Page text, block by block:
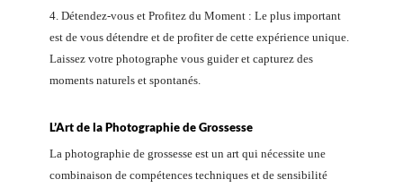
4. Détendez-vous et Profitez du Moment : Le plus important
est de vous détendre et de profiter de cette expérience unique.
Laissez votre photographe vous guider et capturez des
moments naturels et spontanés.
L’Art de la Photographie de Grossesse
La photographie de grossesse est un art qui nécessite une
combinaison de compétences techniques et de sensibilité